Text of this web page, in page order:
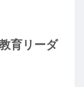
育リーダ